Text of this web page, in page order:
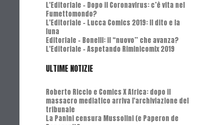
L'Editoriale - Dopo il Coronavirus: c’è vita nel
Fumettomondo?
L'Editoriale - Lucca Comics 2019: Il dito e la
luna
Editoriale - Bonelli: il “nuovo” che avanza?
L'Editoriale - Aspetando Riminicomix 2019
ULTIME NOTIZIE
Roberto Riccio e Comics X Africa: dopo il
massacro mediatico arriva l'archiviazione del
tribunale
La Panini censura Mussolini (e Paperon de